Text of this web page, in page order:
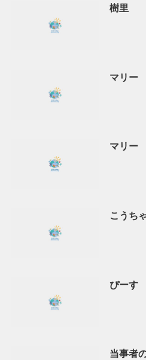
樹里
マリー
マリー
こうち
ぴーす
当事者